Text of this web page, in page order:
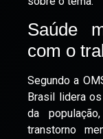
Saúde
com o
Segundo a
Brasil lidera
da
transtorno